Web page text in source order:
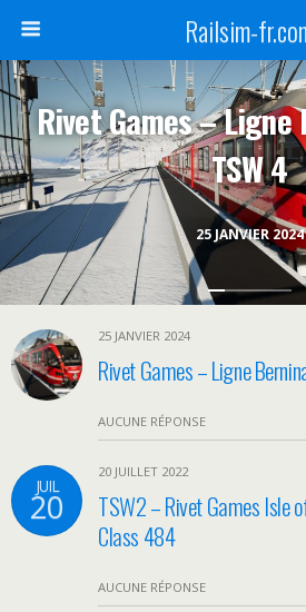
Railsim-
25 JANVIER 2024
Rivet Games –
TSW 4
25 JANVIER 2024
Rivet Games – Ligne
AUCUNE RÉPONSE
JUIL
20
20 JUILLET 2022
TSW2 – Rivet Games
Class 484
AUCUNE RÉPONSE